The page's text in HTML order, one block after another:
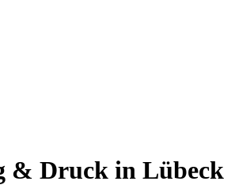
& Druck in Lübeck